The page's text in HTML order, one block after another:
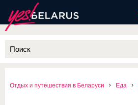
Отдых и путешествия в Беларуси Еда